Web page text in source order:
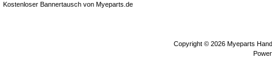
Kostenloser Bannertausch von Myeparts.de
Copyright © 2026 Myeparts